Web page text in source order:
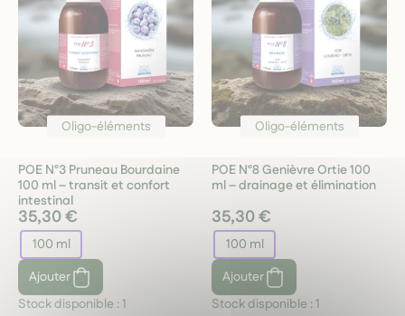
Oligo-éléments
POE N°3 Pruneau Bourdaine
100 ml – transit et confort
intestinal
35,30 €
100 ml
Ajouter
Stock disponible :1
Oligo-éléments
POE N°8 Genièvre Ortie 100
ml – drainage et élimination
35,30 €
100 ml
Ajouter
Stock disponible :1